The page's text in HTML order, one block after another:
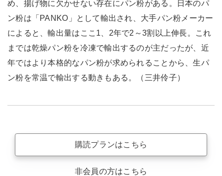
め、揚げ物に欠かせない存在にパン粉がある。日本のパ
ン粉は「PANKO」として輸出され、大手パン粉メーカー
によると、輸出量はここ1、2年で2～3割以上伸長。これ
までは乾燥パン粉を冷凍で輸出するのが主だったが、近
年ではより本格的なパン粉が求められることから、生パ
ン粉を常温で輸出する動きもある。（三井伶子）
購読プランはこちら
非会員の方はこちら